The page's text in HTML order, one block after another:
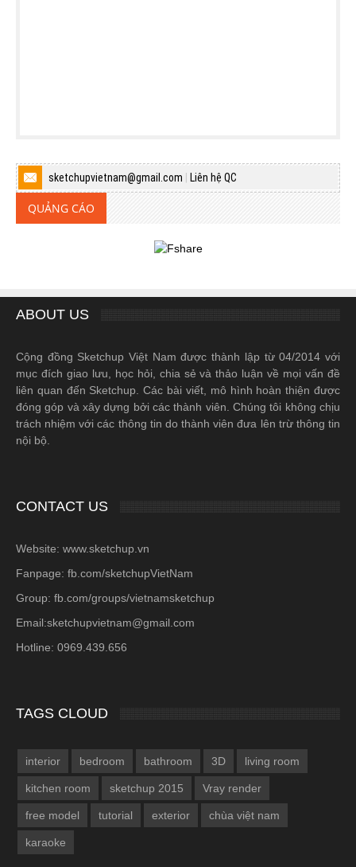
sketchupvietnam@gmail.com Liên hệ QC
QUẢNG CÁO
ABOUT US
Cộng đồng Sketchup Việt Nam được thành lập từ 04/2014 với
mục đích giao lưu, học hỏi, chia sẻ và thảo luận về mọi vấn đề
liên quan đến Sketchup. Các bài viết, mô hình hoàn thiện được
đóng góp và xây dựng bởi các thành viên. Chúng tôi không chịu
trách nhiệm với các thông tin do thành viên đưa lên trừ thông tin
nội bộ.
CONTACT US
Website: www.sketchup.vn
Fanpage: fb.com/sketchupVietNam
Group: fb.com/groups/vietnamsketchup
Email:sketchupvietnam@gmail.com
Hotline: 0969.439.656
TAGS CLOUD
interior bedroom bathroom 3D living room
kitchen room sketchup 2015 Vray render
free model tutorial exterior chùa việt nam
karaoke